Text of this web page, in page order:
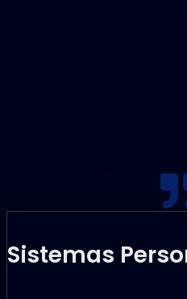
Sistemas